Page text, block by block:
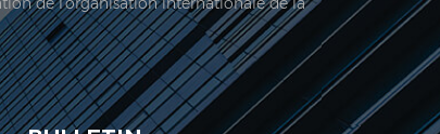
est située ici. En 2006, Jadeur acquis ...